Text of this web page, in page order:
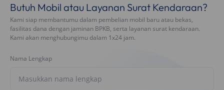
Butuh Mobil atau Layanan Surat Kendaraan?
Kami siap membantumu dalam pembelian mobil baru atau bekas,
fasilitas dana dengan jaminan BPKB, serta layanan surat kendaraan.
Kami akan menghubungimu dalam 1x24 jam.
Nama Lengkap